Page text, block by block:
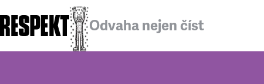
Odvaha nejen číst